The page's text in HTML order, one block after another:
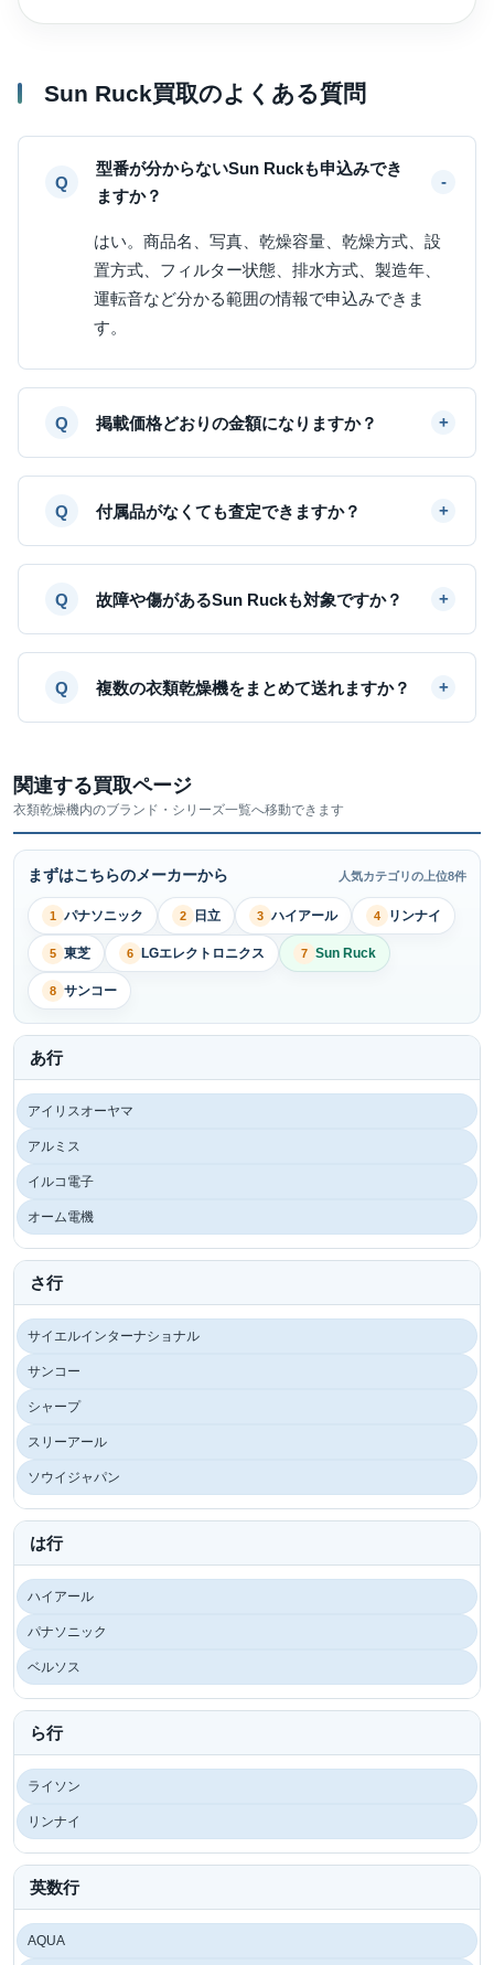
Sun Ruck買取のよくある質問
型番が分からないSun Ruckも申込みでき
ますか？
はい。商品名、写真、乾燥容量、乾燥方式、設
置方式、フィルター状態、排水方式、製造年、
運転音など分かる範囲の情報で申込みできま
す。
掲載価格どおりの金額になりますか？
付属品がなくても査定できますか？
故障や傷があるSun Ruckも対象ですか？
複数の衣類乾燥機をまとめて送れますか？
関連する買取ページ
衣類乾燥機内のブランド・シリーズ一覧へ移動できます
まずはこちらのメーカーから 人気カテゴリの上位8件
1 パナソニック 2 日立 3 ハイアール 4 リンナイ
5 東芝 6 LGエレクトロニクス 7 Sun Ruck
8 サンコー
あ行
アイリスオーヤマ
アルミス
イルコ電子
オーム電機
さ行
サイエルインターナショナル
サンコー
シャープ
スリーアール
ソウイジャパン
は行
ハイアール
パナソニック
ベルソス
ら行
ライソン
リンナイ
英数行
AQUA